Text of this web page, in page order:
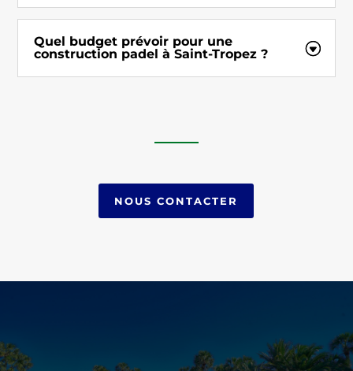
Quel budget prévoir pour une
construction padel à Saint-Tropez ?
NOUS CONTACTER